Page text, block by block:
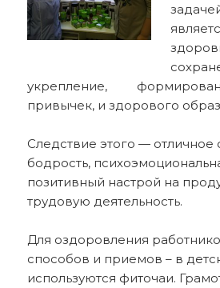
укрепление,
привычек, и здорового
Следствие этого — отличное
бодрость,
позитивный настрой на
трудовую деятельность.
Для оздоровления
способов и приемов – в
используются фиточаи.